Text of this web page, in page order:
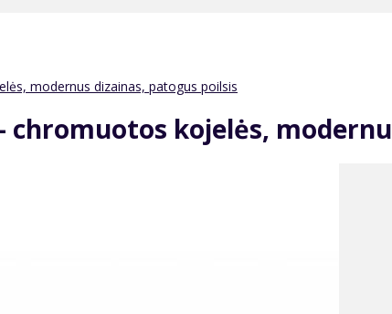
modernus dizainas, patogus poilsis
chromuotos kojelės,